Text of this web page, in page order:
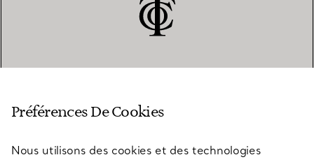
SERVICES
Préférences De Cookies
Nous utilisons des cookies et des technologies